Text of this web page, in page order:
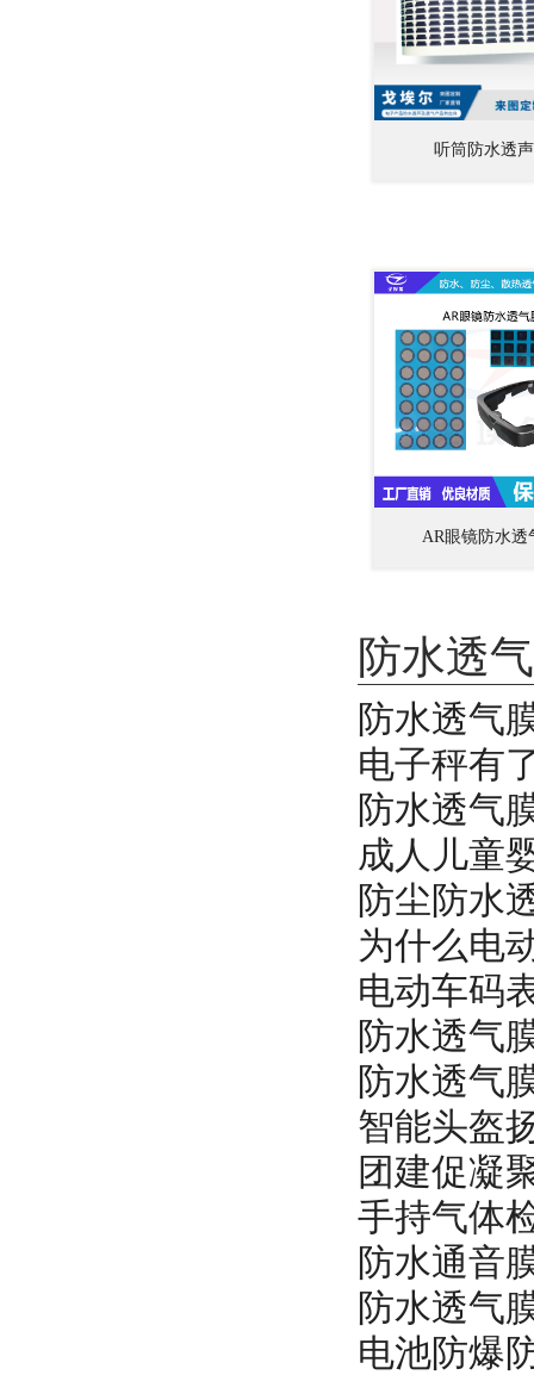
听筒防水透
AR眼镜防水透
防水透
防水透气
电子秤有
防水透气
成人儿童
防尘防水
为什么电
电动车码
防水透气
防水透气
智能头盔
团建促凝
手持气体
防水通音
防水透气
电池防爆